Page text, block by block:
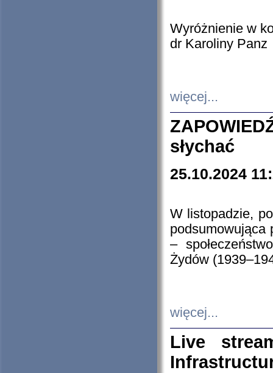
Wyróżnienie w
dr Karoliny Panz
więcej...
słychać
25.10.2024
W listopadzie,
podsumowująca
–
Żydów
więcej...
Live